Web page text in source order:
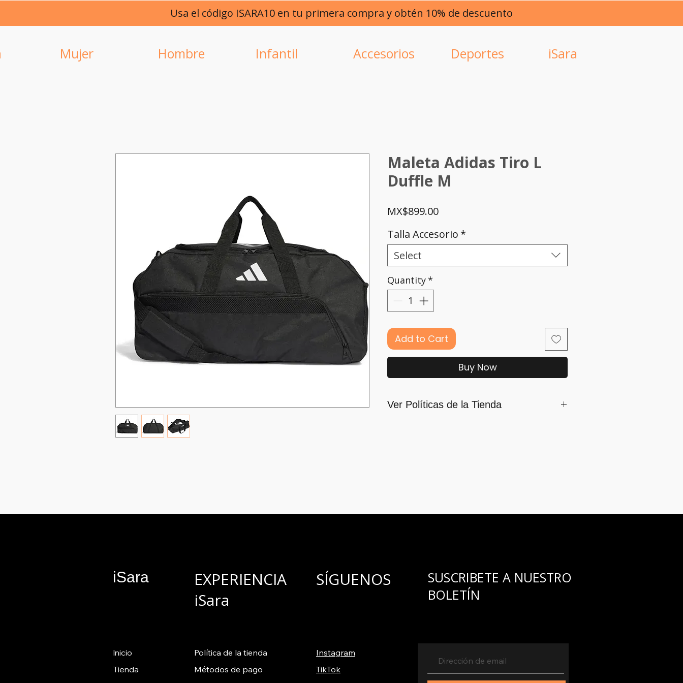
Usa el código ISARA10 en tu primera compra y obtén 10% de descuento
Mujer Hombre Infantil Accesorios Deportes iSara
Maleta Adidas Tiro L
Duffle M
MX$899.00Price
Talla Accesorio *
Select
Quantity*
Add to Cart
Buy Now
Ver Políticas de la Tienda
iSara
EXPERIENCIA
iSara
SÍGUENOS
SUSCRIBETE A NUESTRO
BOLETÍN
Inicio
Tienda
Política de la tienda
Métodos de pago
Instagram
TikTok